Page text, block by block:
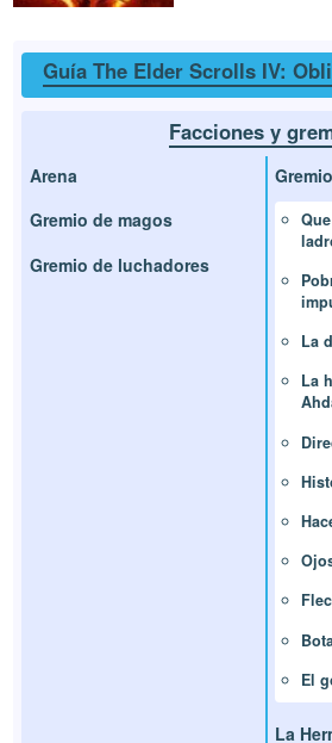
Guía The Elder Scrolls IV:
Facciones y
Arena
Gremio de magos
Gremio de luchadores
La
La
El
La